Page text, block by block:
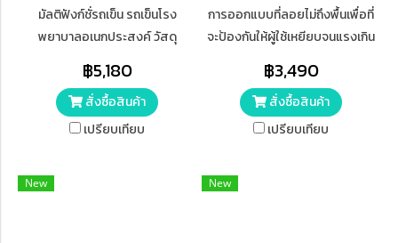
มัลติฟังก์ชั่รถเข็น รถเข็นโรง
พยาบาลอเนกประสงค์ วัสดุ
สามารถพับ และเดินทางไปอาบน้ำ
3 in 1 เก้าอี้รถเข็น
฿5,180
สั่งซื้อสินค้า
เปรียบเทียบ
การออกแบบที่ลอยไม่ถึงพื้นเพื่อที่
จะป้องกันให้ผู้ใช้เหยียบจนแรงเกิน
ไม่ทำให้พื้นเป็นรอยๆ มีทีแขน
฿3,490
สั่งซื้อสินค้า
เปรียบเทียบ
New New